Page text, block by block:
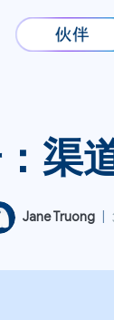
渠
Jane Truong